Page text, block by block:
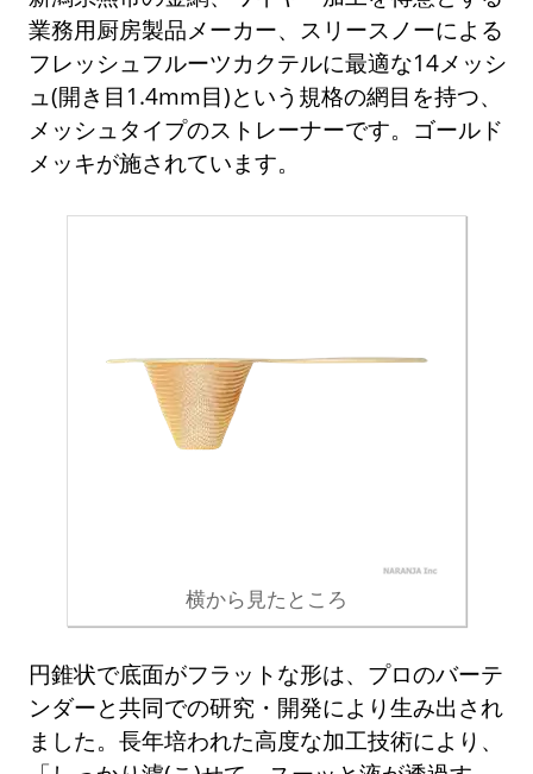
業務用厨房製品メーカー、スリースノーによる
フレッシュフルーツカクテルに最適な14メッシ
ュ(開き目1.4mm目)という規格の網目を持つ、
メッシュタイプのストレーナーです。ゴールド
メッキが施されています。
横から見たところ
円錐状で底面がフラットな形は、プロのバーテ
ンダーと共同での研究・開発により生み出され
ました。長年培われた高度な加工技術により、